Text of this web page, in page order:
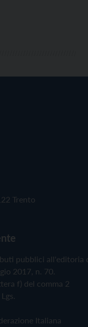
Trento
pubblici all'editoria
2017, n. 70.
f) del comma 2
Italiana